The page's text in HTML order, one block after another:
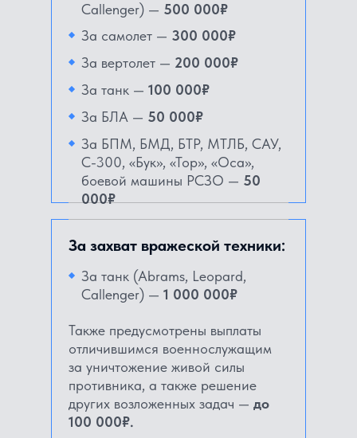
За захват вражеской техники:
За танк (Abrams, Leopard,
Callenger) — 1 000 000₽
Также предусмотрены выплаты
отличившимся военнослужащим
за уничтожение живой силы
противника, а также решение
других возложенных задач — до
100 000₽.
Callenger) — 500 000₽
За самолет — 300 000₽
За вертолет — 200 000₽
За танк — 100 000₽
За БЛА — 50 000₽
За БПМ, БМД, БТР, МТЛБ, САУ,
С-300, «Бук», «Тор», «Оса»,
боевой машины РСЗО — 50
000₽